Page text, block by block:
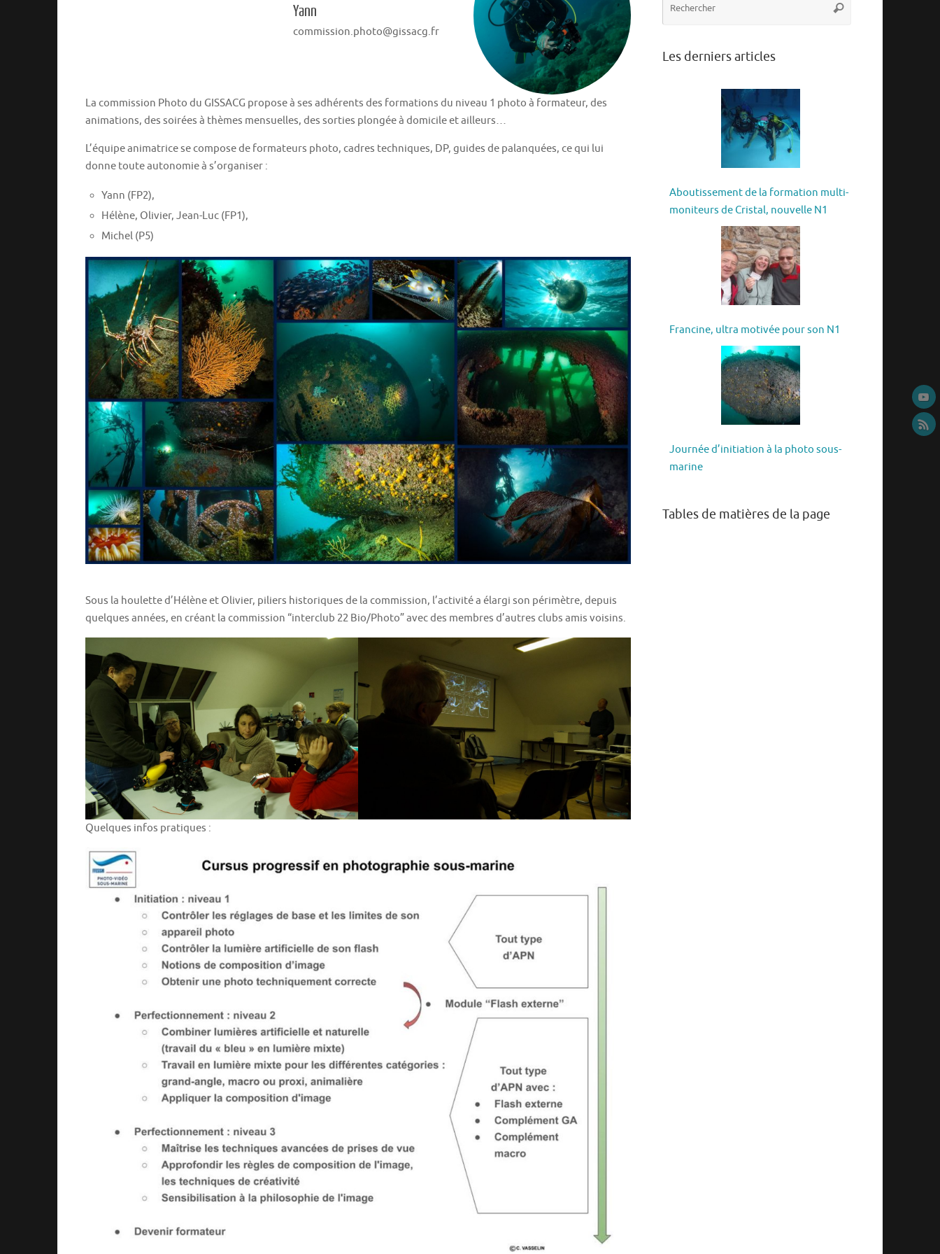
Yann
commission.photo@gissacg.fr
La commission Photo du GISSACG propose à ses adhérents des formations du niveau 1 photo à formateur, des
animations, des soirées à thèmes mensuelles, des sorties plongée à domicile et ailleurs…
L’équipe animatrice se compose de formateurs photo, cadres techniques, DP, guides de palanquées, ce qui lui
donne toute autonomie à s’organiser :
Yann (FP2),
Hélène, Olivier, Jean-Luc (FP1),
Michel (P5)
Sous la houlette d’Hélène et Olivier, piliers historiques de la commission, l’activité a élargi son périmètre, depuis
quelques années, en créant la commission “interclub 22 Bio/Photo” avec des membres d’autres clubs amis voisins.
Quelques infos pratiques :
Rechercher
Les derniers articles
Aboutissement de la formation multi-
moniteurs de Cristal, nouvelle N1
Francine, ultra motivée pour son N1
Journée d’initiation à la photo sous-
marine
Tables de matières de la page